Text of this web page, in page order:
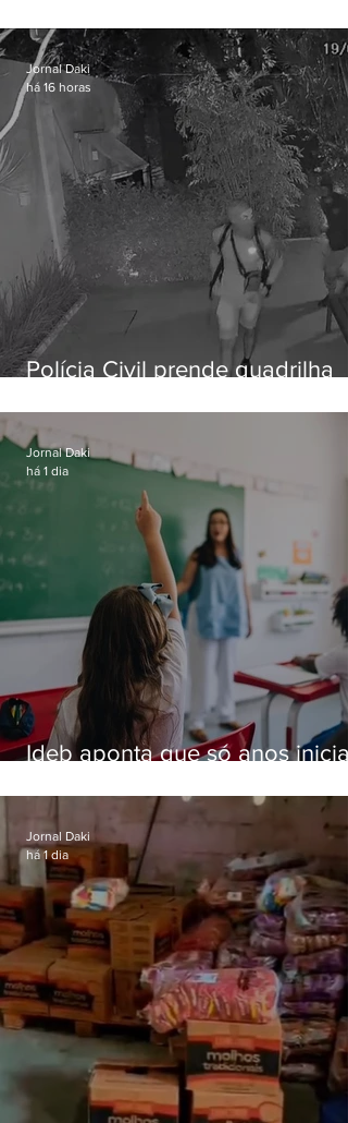
Polícia Civil prende quadrilha
residências de luxo no Rio
Jornal Daki
há 16 horas
Ideb aponta que só anos
educação
Jornal Daki
há 1 dia
Jornal Daki
há 1 dia